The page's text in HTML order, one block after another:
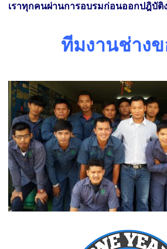
เราทุกคนผ่านการอบรมก่อนออกปฎิบัติ
ทีมงานช่างขอ